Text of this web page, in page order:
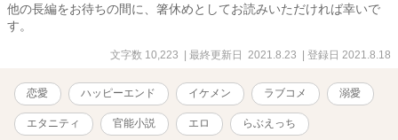
他の長編をお待ちの間に、箸休めとしてお読みいただければ幸いで
す。
文字数 10,223 | 最終更新日 2021.8.23 | 登録日 2021.8.18
恋愛 ハッピーエンド イケメン ラブコメ 溺愛
エタニティ 官能小説 エロ らぶえっち